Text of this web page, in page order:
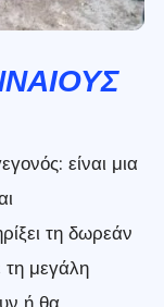
είναι μια
τη δωρεάν
τη μεγάλη
ή θα